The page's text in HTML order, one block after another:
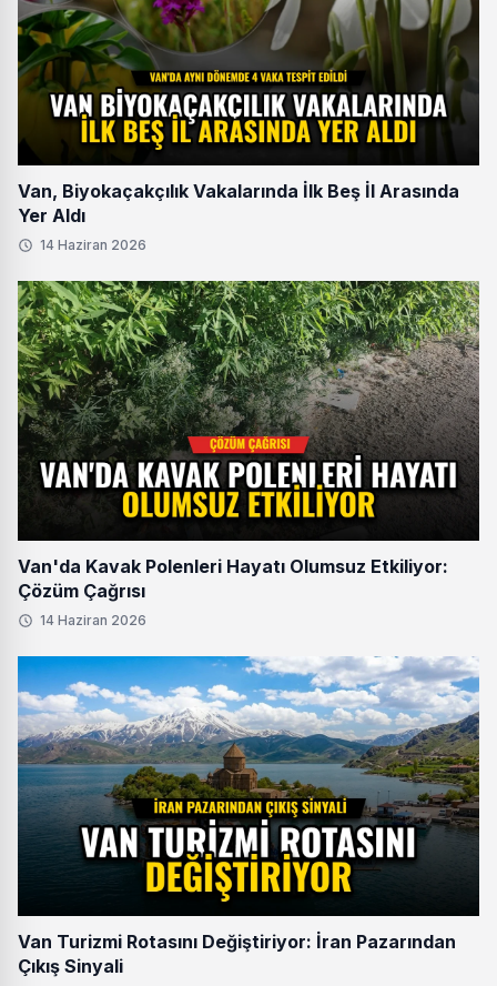
Van, Biyokaçakçılık Vakalarında İlk Beş İl Arasında
Yer Aldı
14 Haziran 2026
Van'da Kavak Polenleri Hayatı Olumsuz Etkiliyor:
Çözüm Çağrısı
14 Haziran 2026
Van Turizmi Rotasını Değiştiriyor: İran Pazarından
Çıkış Sinyali